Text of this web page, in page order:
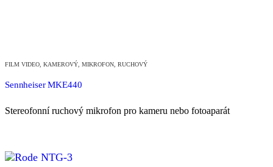
FILM VIDEO, KAMEROVÝ, MIKROFON, RUCHOVÝ
Sennheiser MKE440
Stereofonní ruchový mikrofon pro kameru nebo fotoaparát